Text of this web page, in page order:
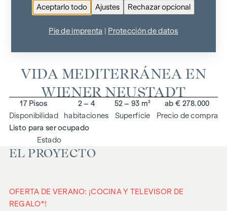
BELLA VITA
VIDA MEDITERRÁNEA EN
WIENER NEUSTADT
Disponibilidad
17 Pisos
habitaciones
2 – 4
Superficie
52 – 93 m²
Precio de compra
ab € 278.000
Estado
Listo para ser ocupado
EL PROYECTO
OFERTA DE VERANO: ¡COCINA Y TELEVISOR DE
REGALO*!
Aceptarlo todo Ajustes Rechazar opcional
Pie de imprenta Protección de datos